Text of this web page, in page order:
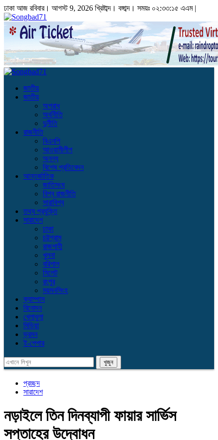
ঢাকা আজ রবিবার। আগস্ট 9, 2026 খ্রিষ্টাব্দ। বঙ্গাব্দ। সময়ঃ ০২:৩৩:১৬ এএম|
জাতীয়
জাতীয়
অপরাধ
অর্থনীতি
দুর্নীতি
রাজনীতি
বিএনপি
আওয়ামীলীগ
অনন্য
বিশেষ প্রতিবেদন
আন্তর্জাতিক
জাতিসংঘ
বিশ্ব রাজনীতি
সারাবিশ্ব
তথ্য প্রযুক্তি
সারাদেশ
ঢাকা
চট্টগ্রাম
রাজশাহী
খুলনা
বরিশাল
সিলেট
রংপুর
ময়মনসিংহ
ক্যাম্পাস
বিনোদন
খেলাধুলা
মিডিয়া
ভ্রমন
ই-পেপার
প্রচ্ছদ
সারাদেশ
নড়াইলে তিন দিনব্যাপী ফায়ার সার্ভিস
সপ্তাহের উদ্বোধন